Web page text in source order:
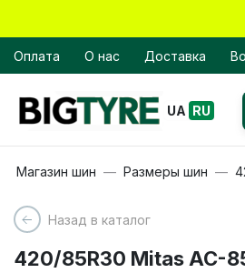
Оплата О нас Доставка
UA RU
Магазин шин Размеры шин
Назад в каталог
420/85R30 Mitas AC-